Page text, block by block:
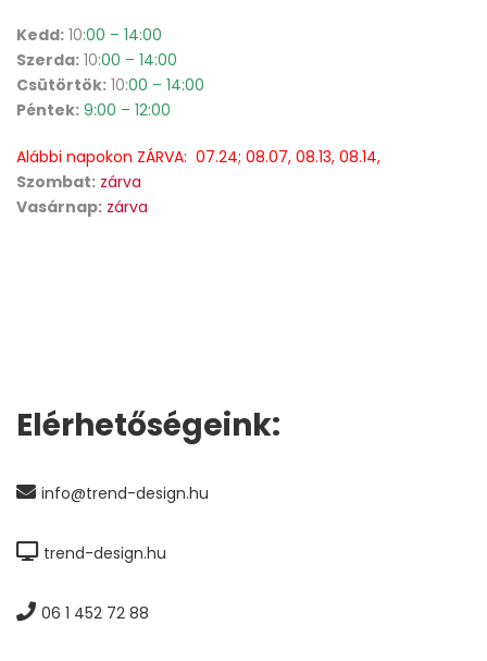
Kedd: 10:00 – 14:00
Szerda: 10:00 – 14:00
Csütörtök: 10:00 – 14:00
Péntek: 9:00 – 12:00
Alábbi napokon ZÁRVA: 07.24; 08.07, 08.13, 08.14,
Szombat: zárva
Vasárnap: zárva
Elérhetőségeink:
info@trend-design.hu
trend-design.hu
06 1 452 72 88